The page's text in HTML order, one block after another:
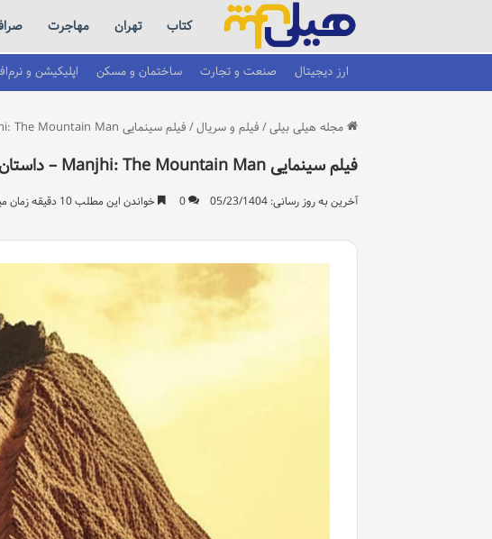
کتاب تهران مهاجرت
ارز دیجیتال صنعت و تجارت ساختمان و مسکن اپلیکیشن و
مجله هیلی بیلی/ فیلم و سریال/ فیلم سینمایی Manjhi: The Mountain Man – داستان واقعی
فیلم سینمایی Manjhi: The Mountain Man – داستان واقعی
آخرین به روز رسانی: 05/23/1404 0 خواندن این مطلب 10 دقیقه زمان میبرد